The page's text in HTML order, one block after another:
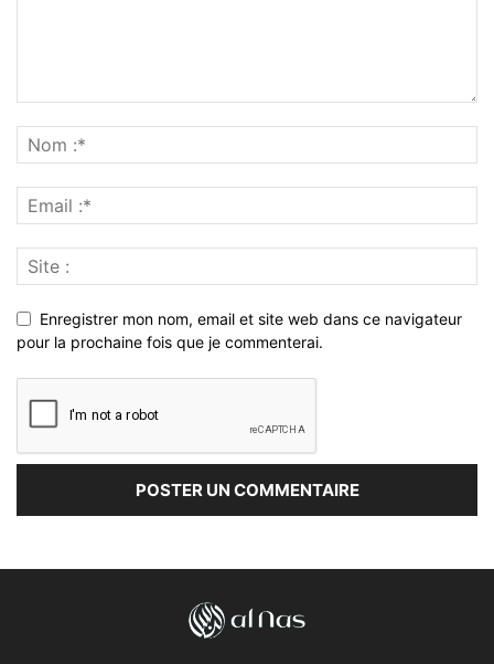
Enregistrer mon nom, email et site web dans ce navigateur
pour la prochaine fois que je commenterai.